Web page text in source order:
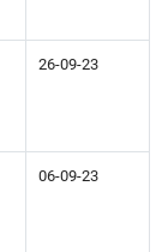
26-09-23
06-09-23